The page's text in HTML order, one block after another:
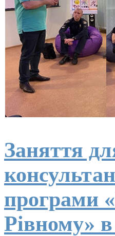
Заняття
програми
Рівному»